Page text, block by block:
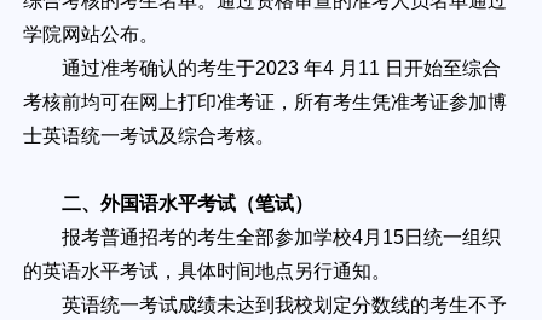
学院网站公布。
通过准考确认的考生于2023 年4 月11 日开始至综合
考核前均可在网上打印准考证，所有考生凭准考证参加博
士英语统一考试及综合考核。
二、外国语水平考试（笔试）
报考普通招考的考生全部参加学校4月15日统一组织
的英语水平考试，具体时间地点另行通知。
英语统一考试成绩未达到我校划定分数线的考生不予